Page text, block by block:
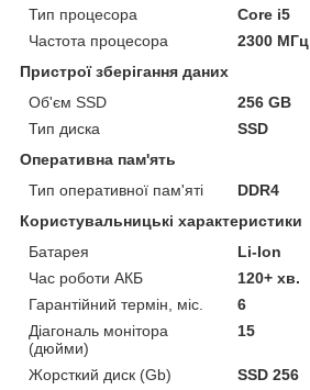
Тип процесора
Core i5
Частота процесора
2300 МГц
Пристрої зберігання даних
Об'єм SSD
256 GB
Тип диска
SSD
Оперативна пам'ять
Тип оперативної пам'яті
DDR4
Користувальницькі характеристики
Батарея
Li-Ion
Час роботи АКБ
120+ хв.
Гарантійний термін, міс.
6
Діагональ монітора
(дюйми)
15
Жорсткий диск (Gb)
SSD 256